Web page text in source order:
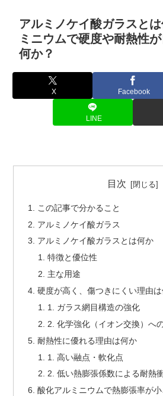
アルミノケイ酸ガラスと
ミニウムで硬度や耐熱性
何か？
X Facebook
LINE
目次
この記事で分かること
アルミノケイ酸ガラス
アルミノケイ酸ガラスとは何か
特徴と優位性
主な用途
硬度が高く、傷つきにくい理由
1. ガラス網目構造の強化
2. 化学強化（イオン交換）へ
耐熱性に優れる理由は何か
1. 高い融点・軟化点
2. 低い熱膨張係数による耐熱
酸化アルミニウムで熱膨張率が